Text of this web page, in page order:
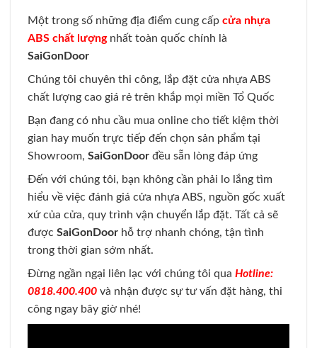
Một trong số những địa điểm cung cấp cửa nhựa
ABS chất lượngnhất toàn quốc chính là
SaiGonDoor
Chúng tôi chuyên thi công, lắp đặt cửa nhựa ABS
chất lượng cao giá rẻ trên khắp mọi miền Tổ Quốc
Bạn đang có nhu cầu mua online cho tiết kiệm thời
gian hay muốn trực tiếp đến chọn sản phẩm tại
Showroom, SaiGonDoor đều sẵn lòng đáp ứng
Đến với chúng tôi, bạn không cần phải lo lắng tìm
hiểu về việc đánh giá cửa nhựa ABS, nguồn gốc xuất
xứ của cửa, quy trình vận chuyển lắp đặt. Tất cả sẽ
được SaiGonDoor hỗ trợ nhanh chóng, tận tình
trong thời gian sớm nhất.
Đừng ngần ngại liên lạc với chúng tôi qua Hotline:
0818.400.400 và nhận được sự tư vấn đặt hàng, thi
công ngay bây giờ nhé!